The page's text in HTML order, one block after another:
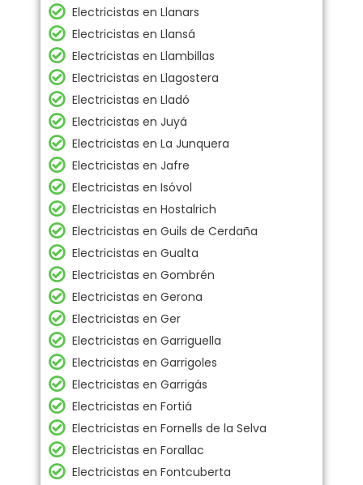
Electricistas en Llanars
Electricistas en Llansá
Electricistas en Llambillas
Electricistas en Llagostera
Electricistas en Lladó
Electricistas en Juyá
Electricistas en La Junquera
Electricistas en Jafre
Electricistas en Isóvol
Electricistas en Hostalrich
Electricistas en Guils de Cerdaña
Electricistas en Gualta
Electricistas en Gombrén
Electricistas en Gerona
Electricistas en Ger
Electricistas en Garriguella
Electricistas en Garrigoles
Electricistas en Garrigás
Electricistas en Fortiá
Electricistas en Fornells de la Selva
Electricistas en Forallac
Electricistas en Fontcuberta